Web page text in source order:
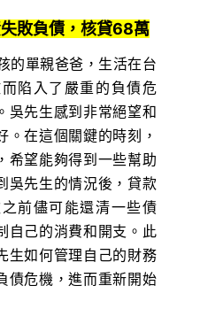
敗負債，核貸68萬
的單親爸爸，生活在台
陷入了嚴重的負債危
吳先生感到非常絕望和
。在這個關鍵的時刻，
希望能夠得到一些幫助
吳先生的情況後，貸款
前儘可能還清一些債
自己的消費和開支。此
生如何管理自己的財務
債危機，進而重新開始